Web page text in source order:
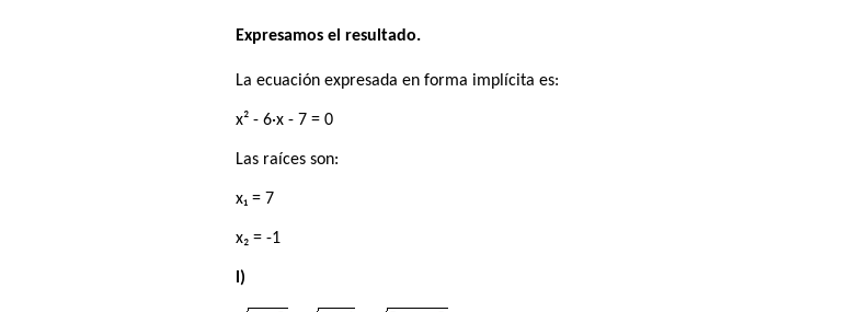
Expresamos el resultado.
La ecuación expresada en forma implícita es:
x² - 6·x - 7 = 0
Las raíces son:
x₁ = 7
x₂ = -1
l)